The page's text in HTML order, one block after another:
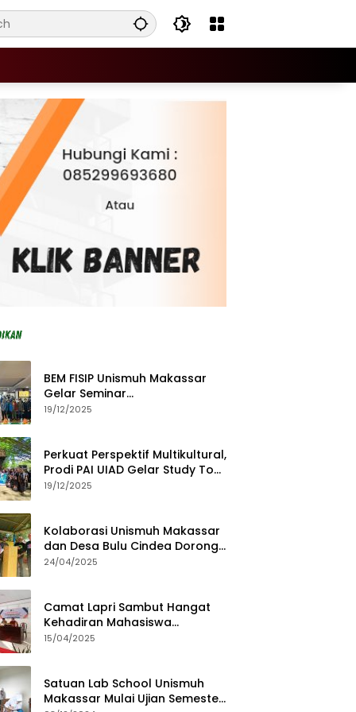
BEM FISIP Unismuh Makassar
Gelar Seminar
Keperempuanan, Bahas
19/12/2025
Perkuat Perspektif Multikultural,
Prodi PAI UIAD Gelar Study Tour
ke Kajang
19/12/2025
Kolaborasi Unismuh Makassar
dan Desa Bulu Cindea Dorong
Sentra Garam Industri
24/04/2025
Camat Lapri Sambut Hangat
Kehadiran Mahasiswa
PoltekMu
15/04/2025
Satuan Lab School Unismuh
Makassar Mulai Ujian Semester,